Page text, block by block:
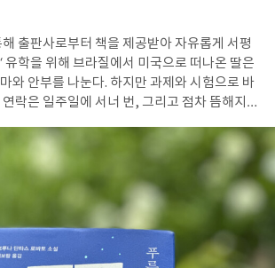
해 출판사로부터 책을 제공받아 자유롭게 서평
와 안부를 나눈다. 하지만 과제와 시험으로 바
락은 일주일에 서너 번, 그리고 점차 뜸해지
일과마저 늘 궁금해하며무슨 일이라도 생기지
음을 졸인다. "옷가지를 걸쳐 입고 백팩에서 노
에 앉았다. 밝게 빛나는 파란 화면에는 우리 엄
나 나를 알아주는 유일한 사람이 있었다." 꿈을
난 딸과, 차가운 화면 속에 갇힌 채 멀리서 그 꿈
. 대학, 취업, 결혼 등으로 집을 떠나 자신만의
면 누구나 한 번쯤 느껴봤을 감정. 넓은 세